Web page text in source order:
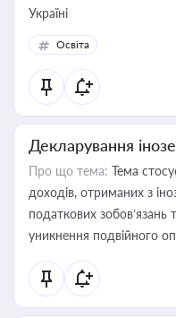
Україні
Освіта
Декларування
Про що тема: Тема
доходів, отриманих з
податкових зобов’язань
уникнення подвійного